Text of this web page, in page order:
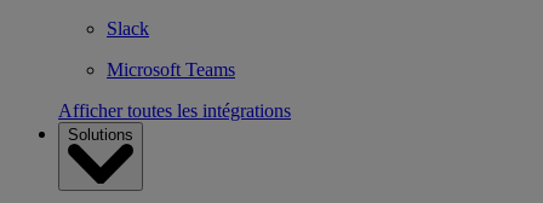
Slack
Microsoft Teams
Afficher toutes les intégrations
Solutions